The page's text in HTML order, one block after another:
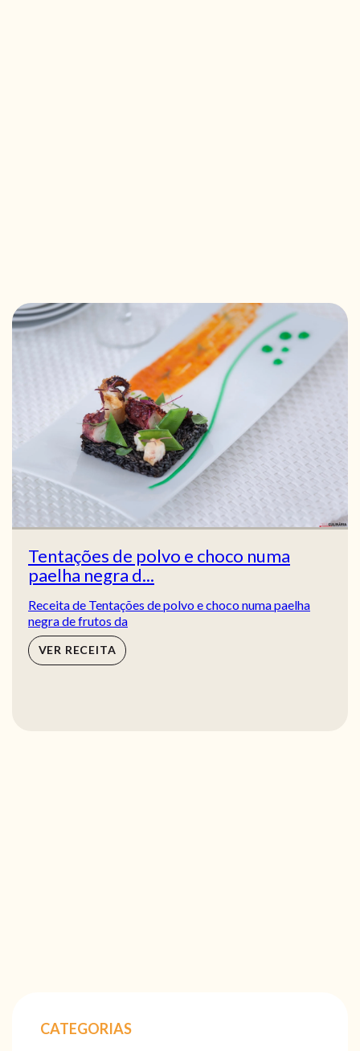
Tentações de polvo e choco numa
paelha negra d...
Receita de Tentações de polvo e choco numa paelha
negra de frutos da
VER RECEITA
CATEGORIAS